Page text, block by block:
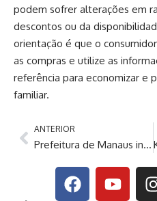
podem sofrer alterações em
descontos ou da
orientação é que o
as compras e utilize as
referência para economizar e
familiar.
ANTERIOR
Prefeitura de Manaus intensifica revitalização da sinalização viária nas zonas Norte e Leste